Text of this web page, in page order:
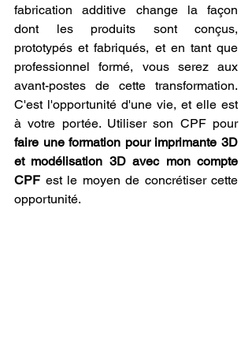
fabrication additive change la façon
dont les produits sont conçus,
prototypés et fabriqués, et en tant que
professionnel formé, vous serez aux
avant-postes de cette transformation.
C'est l'opportunité d'une vie, et elle est
à votre portée. Utiliser son CPF pour
faire une formation pour imprimante 3D
et modélisation 3D avec mon compte
CPF est le moyen de concrétiser cette
opportunité.